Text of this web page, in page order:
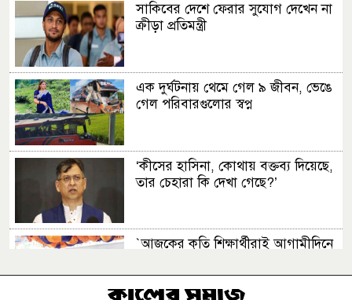
সাকিবের দেশে ফেরার সুযোগ দেখেন না
ক্রীড়া প্রতিমন্ত্রী
এক দুর্ঘটনায় থেমে গেল ৯ জীবন, ভেঙে
গেল পরিবারগুলোর স্বপ্ন
‘কীসের হাসিনা, কোথায় বক্তব্য দিয়েছে,
তার চেহারা কি দেখা গেছে?’
‍‍`আজকের কৃতি শিক্ষার্থীরাই আগামীদিনে
এমপি